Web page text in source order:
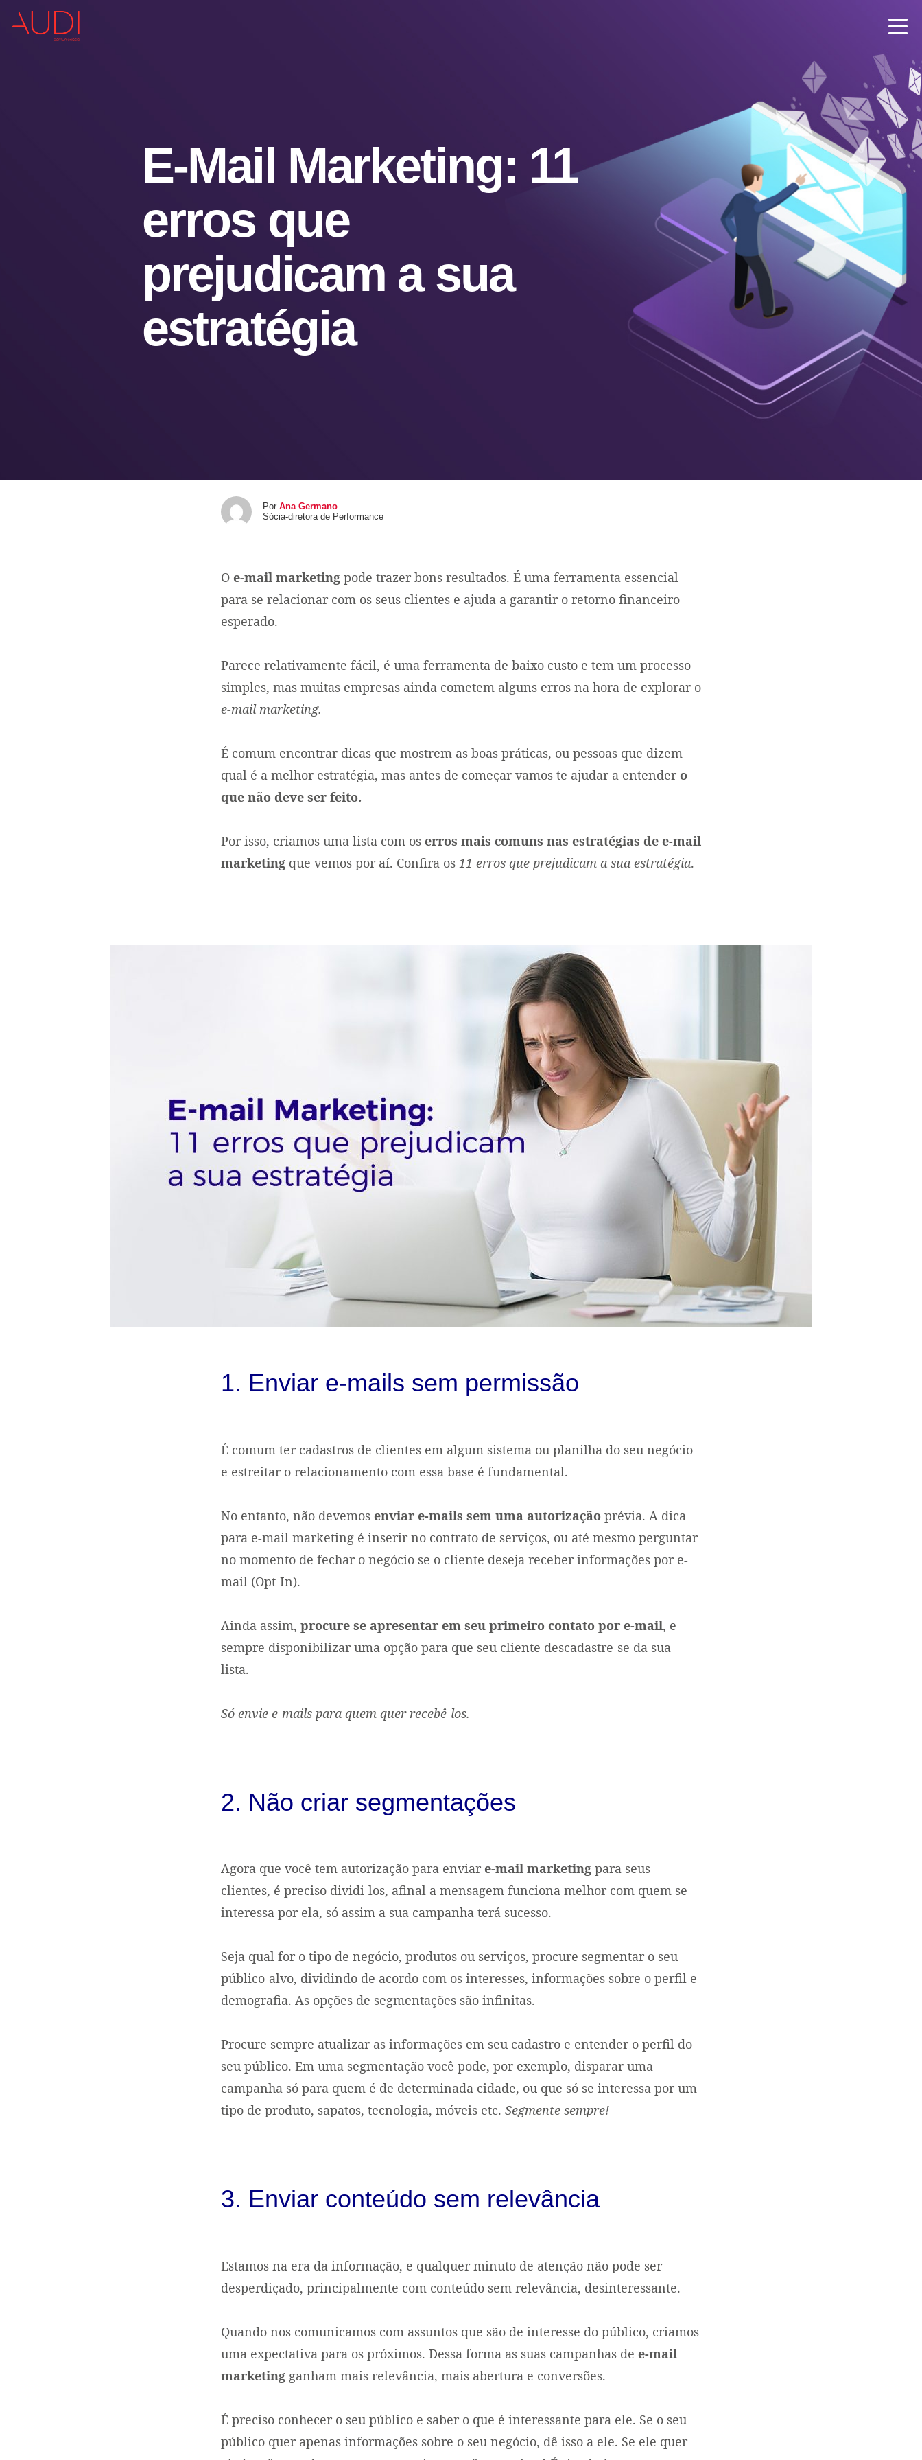
E-Mail Marketing: 11
erros que
prejudicam a sua
estratégia
Por Ana Germano
Sócia-diretora de Performance
O e-mail marketing pode trazer bons resultados. É uma ferramenta essencial
para se relacionar com os seus clientes e ajuda a garantir o retorno financeiro
esperado.
Parece relativamente fácil, é uma ferramenta de baixo custo e tem um processo
simples, mas muitas empresas ainda cometem alguns erros na hora de explorar o
e-mail marketing.
É comum encontrar dicas que mostrem as boas práticas, ou pessoas que dizem
qual é a melhor estratégia, mas antes de começar vamos te ajudar a entender o
que não deve ser feito.
Por isso, criamos uma lista com os erros mais comuns nas estratégias de e-mail
marketing que vemos por aí. Confira os 11 erros que prejudicam a sua estratégia.
1. Enviar e-mails sem permissão
É comum ter cadastros de clientes em algum sistema ou planilha do seu negócio
e estreitar o relacionamento com essa base é fundamental.
No entanto, não devemos enviar e-mails sem uma autorização prévia. A dica
para e-mail marketing é inserir no contrato de serviços, ou até mesmo perguntar
no momento de fechar o negócio se o cliente deseja receber informações por e-
mail (Opt-In).
Ainda assim, procure se apresentar em seu primeiro contato por e-mail, e
sempre disponibilizar uma opção para que seu cliente descadastre-se da sua
lista.
Só envie e-mails para quem quer recebê-los.
2. Não criar segmentações
Agora que você tem autorização para enviar e-mail marketing para seus
clientes, é preciso dividi-los, afinal a mensagem funciona melhor com quem se
interessa por ela, só assim a sua campanha terá sucesso.
Seja qual for o tipo de negócio, produtos ou serviços, procure segmentar o seu
público-alvo, dividindo de acordo com os interesses, informações sobre o perfil e
demografia. As opções de segmentações são infinitas.
Procure sempre atualizar as informações em seu cadastro e entender o perfil do
seu público. Em uma segmentação você pode, por exemplo, disparar uma
campanha só para quem é de determinada cidade, ou que só se interessa por um
tipo de produto, sapatos, tecnologia, móveis etc. Segmente sempre!
3. Enviar conteúdo sem relevância
Estamos na era da informação, e qualquer minuto de atenção não pode ser
desperdiçado, principalmente com conteúdo sem relevância, desinteressante.
Quando nos comunicamos com assuntos que são de interesse do público, criamos
uma expectativa para os próximos. Dessa forma as suas campanhas de e-mail
marketing ganham mais relevância, mais abertura e conversões.
É preciso conhecer o seu público e saber o que é interessante para ele. Se o seu
público quer apenas informações sobre o seu negócio, dê isso a ele. Se ele quer